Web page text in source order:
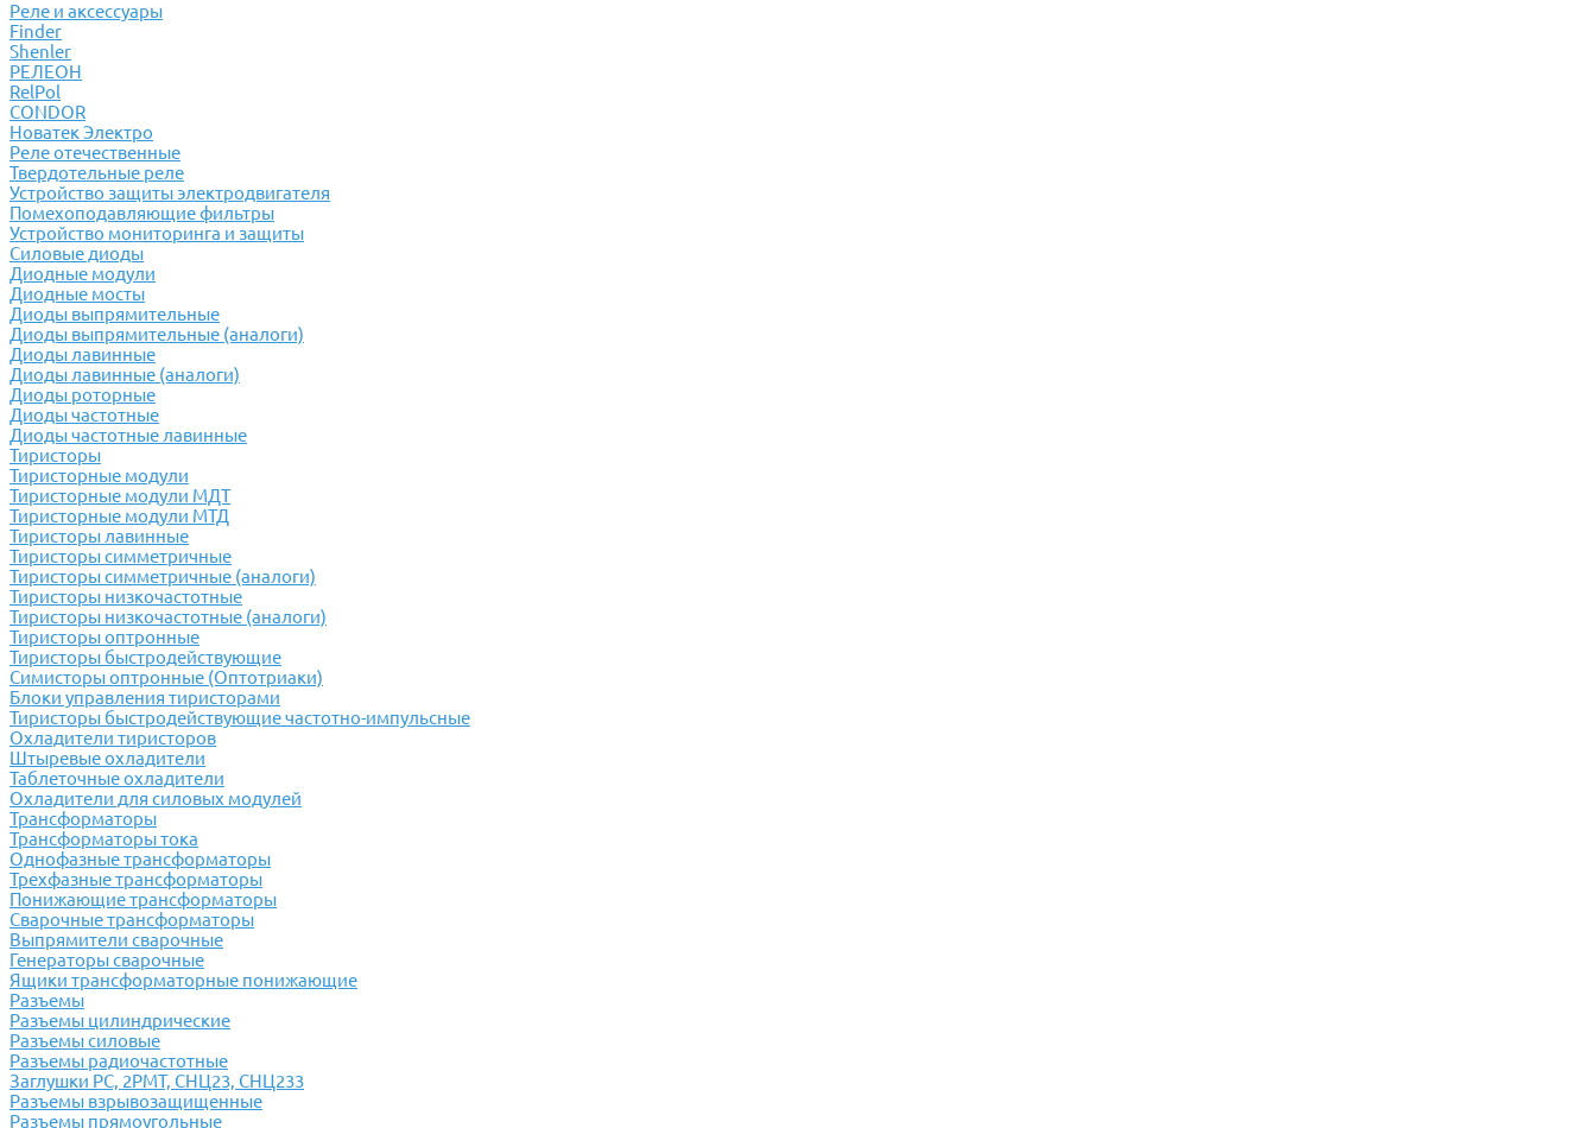
Реле и аксессуары
Finder
Shenler
РЕЛЕОН
RelPol
CONDOR
Новатек Электро
Реле отечественные
Твердотельные реле
Устройство защиты электродвигателя
Помехоподавляющие фильтры
Устройство мониторинга и защиты
Силовые диоды
Диодные модули
Диодные мосты
Диоды выпрямительные
Диоды выпрямительные (аналоги)
Диоды лавинные
Диоды лавинные (аналоги)
Диоды роторные
Диоды частотные
Диоды частотные лавинные
Тиристоры
Тиристорные модули
Тиристорные модули МДТ
Тиристорные модули МТД
Тиристоры лавинные
Тиристоры симметричные
Тиристоры симметричные (аналоги)
Тиристоры низкочастотные
Тиристоры низкочастотные (аналоги)
Тиристоры оптронные
Тиристоры быстродействующие
Симисторы оптронные (Оптотриаки)
Блоки управления тиристорами
Тиристоры быстродействующие частотно-импульсные
Охладители тиристоров
Штыревые охладители
Таблеточные охладители
Охладители для силовых модулей
Трансформаторы
Трансформаторы тока
Однофазные трансформаторы
Трехфазные трансформаторы
Понижающие трансформаторы
Сварочные трансформаторы
Выпрямители сварочные
Генераторы сварочные
Ящики трансформаторные понижающие
Разъемы
Разъемы цилиндрические
Разъемы силовые
Разъемы радиочастотные
Заглушки РС, 2РМТ, СНЦ23, СНЦ233
Разъемы взрывозащищенные
Разъемы прямоугольные